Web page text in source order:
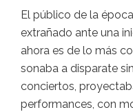
El público de la
extrañado ante una
ahora es de lo más
sonaba a disparate
conciertos,
performances, con